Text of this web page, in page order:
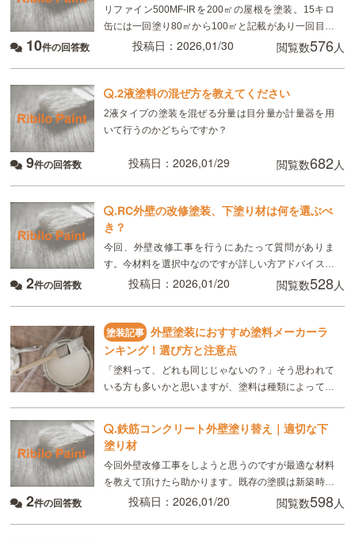
リファイン500MF-IRを200㎡の屋根を塗装。15キロ
缶には一回塗り80㎡から100㎡と記載があり一回目の
塗装で1缶しか使われていない。倍に水で希酸？許容
10件の回答数 投稿日：2026,01/30 閲覧数576人
.2液塗料の混ぜ方を教えてください
2液タイプの塗装を混ぜる分量は目分量か計量器を用
いて行うのかどちらですか？
9件の回答数 投稿日：2026,01/29 閲覧数682人
.RC外壁の改修塗装、下塗り材は何を選ぶべ
き？
今回、外壁改修工事を行うにあたって質問がありま
す。今材料を選択中なのですが詳しい方アドバイスお
願いします。既存の塗膜は新築時RCにリシン吹き一
2件の回答数 投稿日：2026,01/20 閲覧数528人
塗装記事 外壁塗装におすすめ塗料メーカーラ
ンキング！選び方と注意点
「塗料って、どれも同じじゃないの？」そう思われて
いる方も多いかと思いますが、塗料は種類によって変
.鉄筋コンクリート外壁塗り替え｜適切な下
塗り材
今回外壁改修工事をしようと思うのですが最適な材料
を教えて頂けたら助かります。既存の塗膜は新築時に
鉄筋コンクリートの上にリシン吹きだったみたいで以
2件の回答数 投稿日：2026,01/20 閲覧数598人